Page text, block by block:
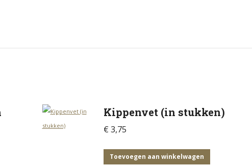
Kippenvet (in stukken)
€ 3,75
Toevoegen aan winkelwagen